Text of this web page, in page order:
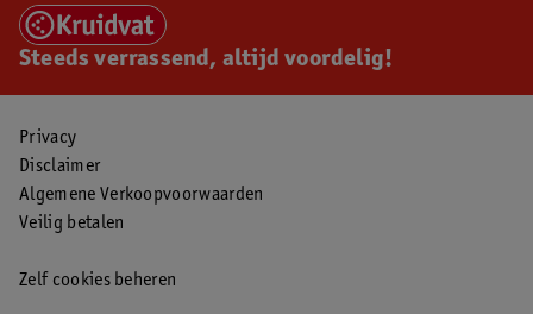
Steeds verrassend, altijd voordelig!
Privacy
Disclaimer
Algemene Verkoopvoorwaarden
Veilig betalen
Zelf cookies beheren